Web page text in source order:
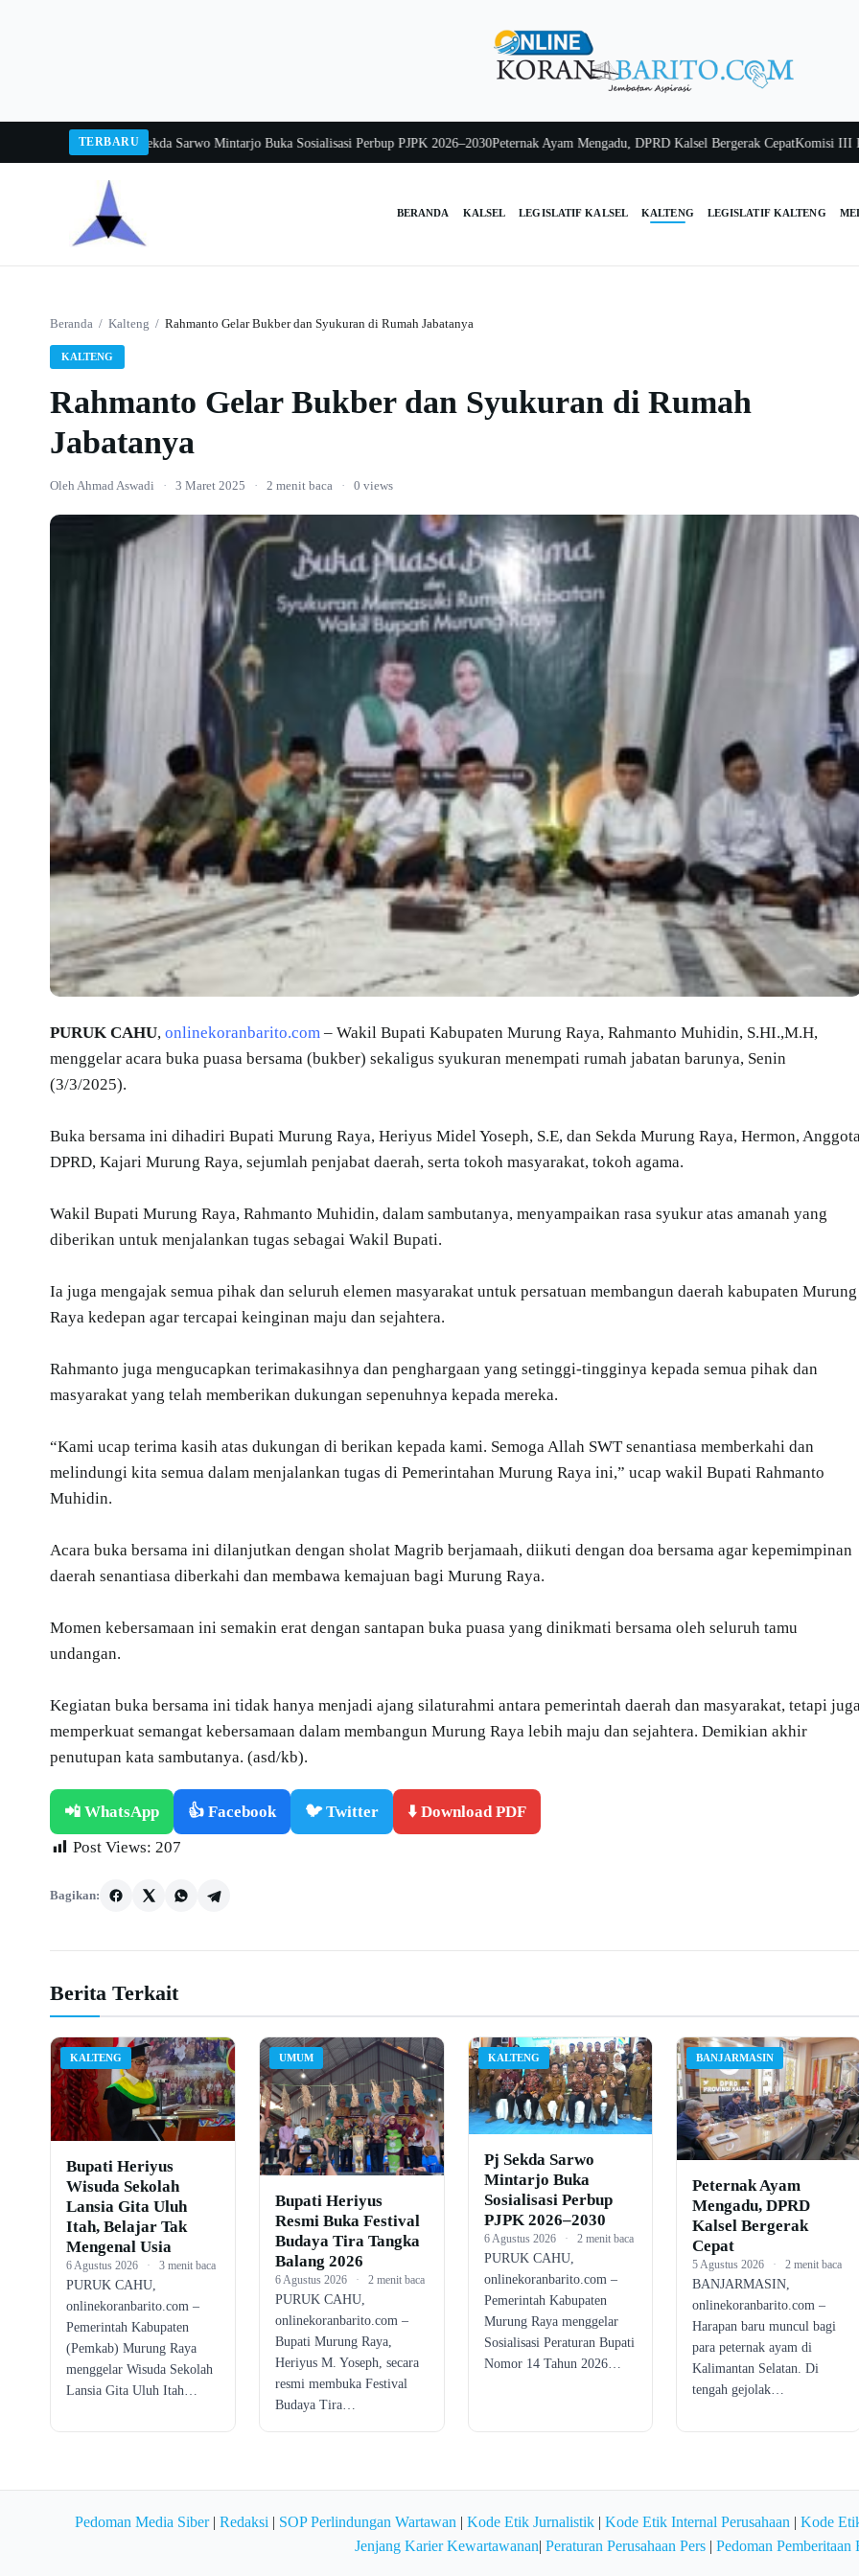
TERBARU
Balang 2026Pj Sekda Sarwo Mintarjo Buka Sosialisasi Perbup PJPK 2026–2030Peternak Ayam Mengadu, DPRD Kalsel Bergerak CepatKomisi III Kalsel
BERANDA KALSEL LEGISLATIF KALSEL KALTENG LEGISLATIF KALTENG
Beranda / Kalteng / Rahmanto Gelar Bukber dan Syukuran di Rumah Jabatanya
KALTENG
Rahmanto Gelar Bukber dan Syukuran di Rumah
Jabatanya
Oleh Ahmad Aswadi · 3 Maret 2025 · 2 menit baca · 0 views
PURUK CAHU, onlinekoranbarito.com – Wakil Bupati Kabupaten Murung Raya, Rahmanto Muhidin, S.HI.,M.H,
menggelar acara buka puasa bersama (bukber) sekaligus syukuran menempati rumah jabatan barunya, Senin
(3/3/2025).
Buka bersama ini dihadiri Bupati Murung Raya, Heriyus Midel Yoseph, S.E, dan Sekda Murung Raya, Hermon,
DPRD, Kajari Murung Raya, sejumlah penjabat daerah, serta tokoh masyarakat, tokoh agama.
Wakil Bupati Murung Raya, Rahmanto Muhidin, dalam sambutanya, menyampaikan rasa syukur atas amanah yang
diberikan untuk menjalankan tugas sebagai Wakil Bupati.
Ia juga mengajak semua pihak dan seluruh elemen masyarakat untuk persatuan membangun daerah kabupaten Murung
Raya kedepan agar tercapai keinginan maju dan sejahtera.
Rahmanto juga mengucapkan terimakasihnya dan penghargaan yang setinggi-tingginya kepada semua pihak dan
masyarakat yang telah memberikan dukungan sepenuhnya kepada mereka.
“Kami ucap terima kasih atas dukungan di berikan kepada kami. Semoga Allah SWT senantiasa memberkahi dan
melindungi kita semua dalam menjalankan tugas di Pemerintahan Murung Raya ini,” ucap wakil Bupati Rahmanto
Muhidin.
Acara buka bersama ini dilanjutkan dengan sholat Magrib berjamaah, diikuti dengan doa bersama agar kepemimpinan
daerah senantiasa diberkahi dan membawa kemajuan bagi Murung Raya.
Momen kebersamaan ini semakin erat dengan santapan buka puasa yang dinikmati bersama oleh seluruh tamu
undangan.
Kegiatan buka bersama ini tidak hanya menjadi ajang silaturahmi antara pemerintah daerah dan masyarakat, tetapi
memperkuat semangat kebersamaan dalam membangun Murung Raya lebih maju dan sejahtera. Demikian akhir
penutupan kata sambutanya. (asd/kb).
📲 WhatsApp 👍 Facebook 🐦 Twitter
⬇️ Download PDF
Post Views: 207
Bagikan:
Berita Terkait
KALTENG
Bupati Heriyus
Wisuda Sekolah
Lansia Gita Uluh
Itah, Belajar Tak
Mengenal Usia
6 Agustus 2026 · 3 menit baca
PURUK CAHU,
onlinekoranbarito.com –
Pemerintah Kabupaten
(Pemkab) Murung Raya
menggelar Wisuda Sekolah
Lansia Gita Uluh Itah…
UMUM
Bupati Heriyus
Resmi Buka Festival
Budaya Tira Tangka
Balang 2026
6 Agustus 2026 · 2 menit baca
PURUK CAHU,
onlinekoranbarito.com –
Bupati Murung Raya,
Heriyus M. Yoseph, secara
resmi membuka Festival
Budaya Tira…
KALTENG
Pj Sekda Sarwo
Mintarjo Buka
Sosialisasi Perbup
PJPK 2026–2030
6 Agustus 2026 · 2 menit baca
PURUK CAHU,
onlinekoranbarito.com –
Pemerintah Kabupaten
Murung Raya menggelar
Sosialisasi Peraturan Bupati
Nomor 14 Tahun 2026…
BANJARMASIN
Peternak Ayam
Mengadu, DPRD
Kalsel Bergerak
Cepat
5 Agustus 2026 · 2 menit baca
BANJARMASIN,
onlinekoranbarito.com –
Harapan baru muncul bagi
para peternak ayam di
Kalimantan Selatan. Di
tengah gejolak…
Pedoman Media Siber| Redaksi | SOP Perlindungan Wartawan | Kode Etik Jurnalistik | Kode Etik Internal Perusahaan | Kode
Jenjang Karier Kewartawanan| Peraturan Perusahaan Pers| Pedoman Pemberitaan